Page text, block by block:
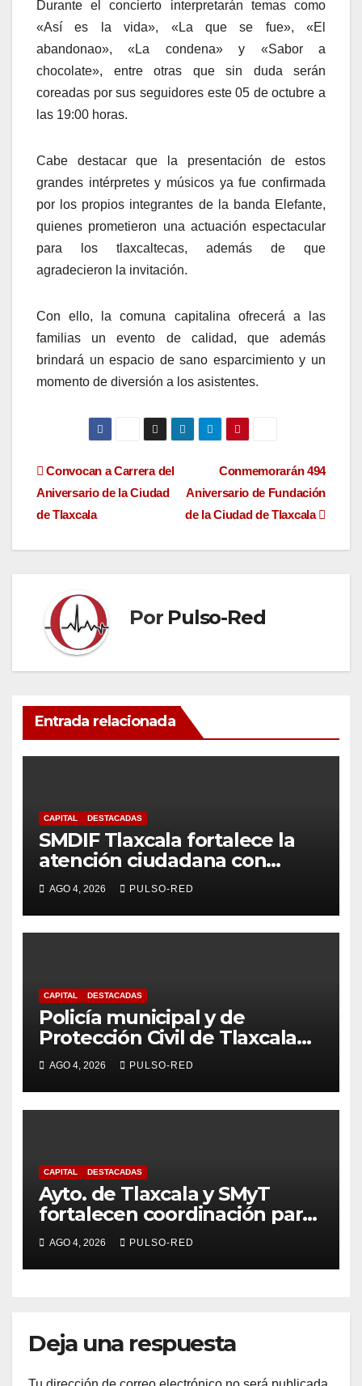
Durante el concierto interpretarán temas como
«Así es la vida», «La que se fue», «El
abandonao», «La condena» y «Sabor a
chocolate», entre otras que sin duda serán
coreadas por sus seguidores este 05 de octubre a
las 19:00 horas.
Cabe destacar que la presentación de estos
grandes intérpretes y músicos ya fue confirmada
por los propios integrantes de la banda Elefante,
quienes prometieron una actuación espectacular
para los tlaxcaltecas, además de que
agradecieron la invitación.
Con ello, la comuna capitalina ofrecerá a las
familias un evento de calidad, que además
brindará un espacio de sano esparcimiento y un
momento de diversión a los asistentes.
Navegación
de
entradas
Conmemorarán 494
Aniversario de Fundación
de la Ciudad de Tlaxcala
Convocan a Carrera del
Aniversario de la Ciudad
de Tlaxcala
Por Pulso-Red
Entrada relacionada
CAPITAL DESTACADAS
SMDIF Tlaxcala fortalece la
atención ciudadana con
servicios cercanos y espacios
dignos para las familias
AGO 4, 2026 PULSO-RED
CAPITAL DESTACADAS
Policía municipal y de
Protección Civil de Tlaxcala
junto con el CRUM brindan
atención tras atropellamiento
de menor en Tizatlán
AGO 4, 2026 PULSO-RED
CAPITAL DESTACADAS
Ayto. de Tlaxcala y SMyT
fortalecen coordinación para
garantizar la movilidad en la
ciudad de la inclusión y
analizan propuestas
AGO 4, 2026 PULSO-RED
Deja una respuesta